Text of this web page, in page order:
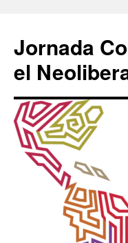
contenido
Jornada
el